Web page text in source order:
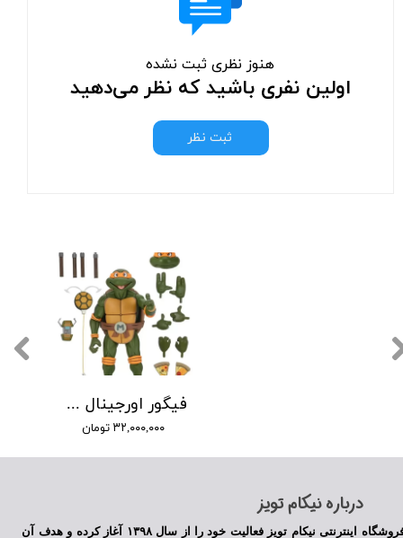
هنوز نظری ثبت نشده
اولین نفری باشید که نظر می‌دهید
ثبت نظر
فیگور اورجینال مایکل آنجلو لاکپشتهای نینجا برند نکا
۳۲,۰۰۰,۰۰۰ تومان
​درباره نیکام تویز
فروشگاه اینترنتی نیکام تویز فعالیت خود را از سال ۱۳۹۸ آغاز کرده و هدف آن